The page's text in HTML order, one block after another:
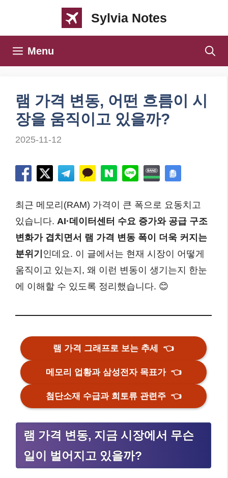
Sylvia Notes
Menu
램 가격 변동, 어떤 흐름이 시
장을 움직이고 있을까?
2025-11-12
최근 메모리(RAM) 가격이 큰 폭으로 요동치고
있습니다. AI·데이터센터 수요 증가와 공급 구조
변화가 겹치면서 램 가격 변동 폭이 더욱 커지는
분위기 인데요. 이 글에서는 현재 시장이 어떻게
움직이고 있는지, 왜 이런 변동이 생기는지 한눈
에 이해할 수 있도록 정리했습니다. 😊
램 가격 그래프로 보는 추세 👈
메모리 업황과 삼성전자 목표가 👈
첨단소재 수급과 희토류 관련주 👈
램 가격 변동, 지금 시장에서 무슨
일이 벌어지고 있을까?